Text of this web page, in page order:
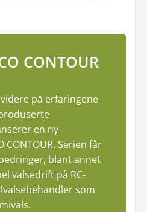
CONTOUR
videre på erfaringene
en ny
CONTOUR. Serien får
blant annet
valsedrift på RC-
som